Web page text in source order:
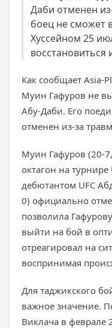
Даби отменен
боец не сможет
Хуссейном 25
восстановиться
Как сообщает Asia-
Муин Гафуров не
Абу-Даби. Его
отменен из-за
Муин Гафуров (20-
октагон на
дебютантом UFC
0) официально
позволила
выйти на бой в
отреагировал на
воспринимая
Для таджикского
важное значение.
Виклача в феврале